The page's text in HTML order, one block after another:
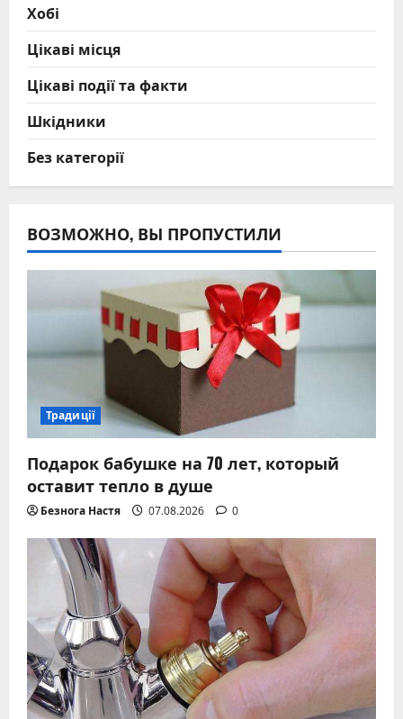
Хобі
Цікаві місця
Цікаві події та факти
Шкідники
Без категорії
ВОЗМОЖНО, ВЫ ПРОПУСТИЛИ
Традиції
Подарок бабушке на 70 лет, который
оставит тепло в душе
Безнога Настя 07.08.2026 0